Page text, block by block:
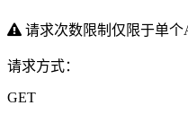
请求次数限制仅限于单个
请求方式：
GET